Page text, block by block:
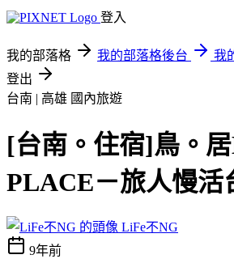
登入
我的部落格 我的部落格後台
我
登出
台南 | 高雄 國內旅遊
[台南。住宿]鳥。
PLACE－旅人慢活
LiFe不NG
9年前